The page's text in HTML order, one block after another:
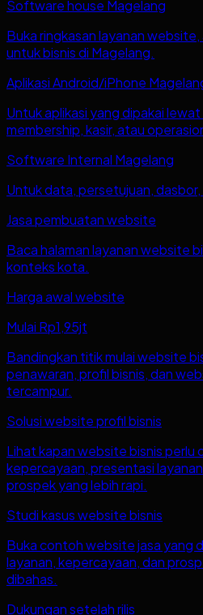
Software house Magelang
Buka ringkasan layanan
untuk bisnis di Magelang.
Aplikasi Android/iPhone
Untuk aplikasi yang dipakai
membership, kasir, atau
Software Internal Magelang
Untuk data, persetujuan,
Jasa pembuatan website
Baca halaman layanan website
konteks kota.
Harga awal website
Mulai Rp1,95jt
Bandingkan titik mulai website
penawaran, profil bisnis, dan
tercampur.
Solusi website profil bisnis
Lihat kapan website bisnis perlu
kepercayaan, presentasi
prospek yang lebih rapi.
Studi kasus website bisnis
Buka contoh website jasa yang
layanan, kepercayaan, dan
dibahas.
Dukungan setelah rilis